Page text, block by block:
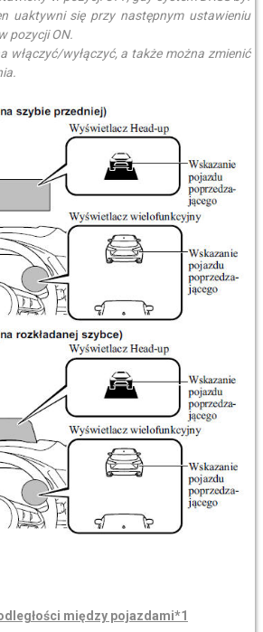
uaktywni się przy następnym ustawieniu
pozycji ON.
włączyć/wyłączyć, a także można zmienić
między pojazdami*1